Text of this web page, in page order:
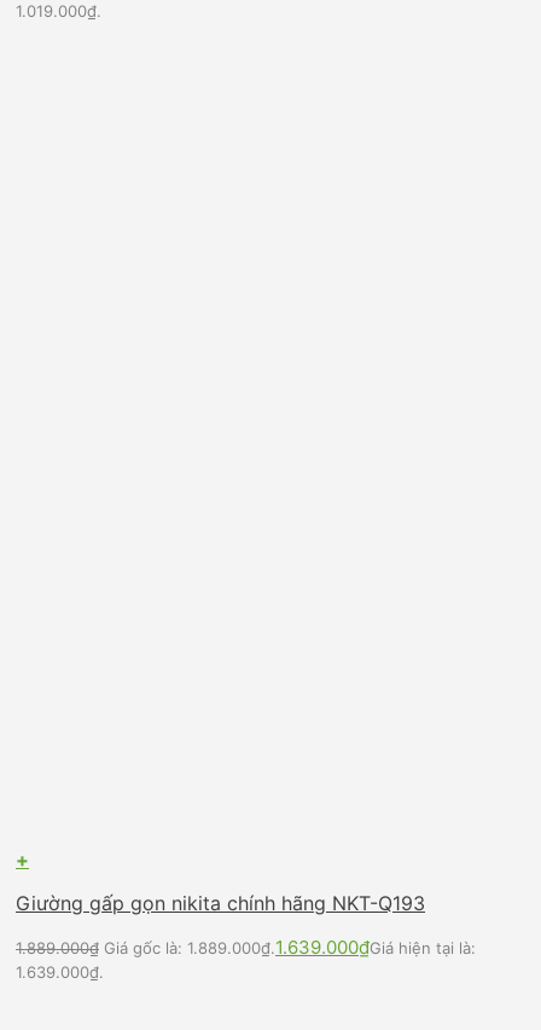
1.019.000₫.
+
Giường gấp gọn nikita chính hãng NKT-Q193
1.889.000₫ Giá gốc là: 1.889.000₫.1.639.000₫Giá hiện tại là:
1.639.000₫.